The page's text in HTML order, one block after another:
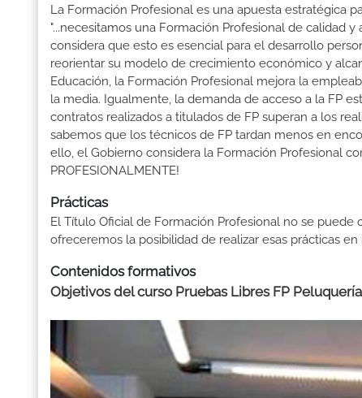
La Formación Profesional es una apuesta estratégica
"...necesitamos una Formación Profesional de calidad
considera que esto es esencial para el desarrollo
reorientar su modelo de crecimiento económico y
Educación, la Formación Profesional mejora la
la media. Igualmente, la demanda de acceso a la FP
contratos realizados a titulados de FP superan a los
sabemos que los técnicos de FP tardan menos en
ello, el Gobierno considera la Formación Profesional
PROFESIONALMENTE!
Prácticas
El Título Oficial de Formación Profesional no se
ofreceremos la posibilidad de realizar esas prácticas
Contenidos formativos
Objetivos del curso Pruebas Libres FP